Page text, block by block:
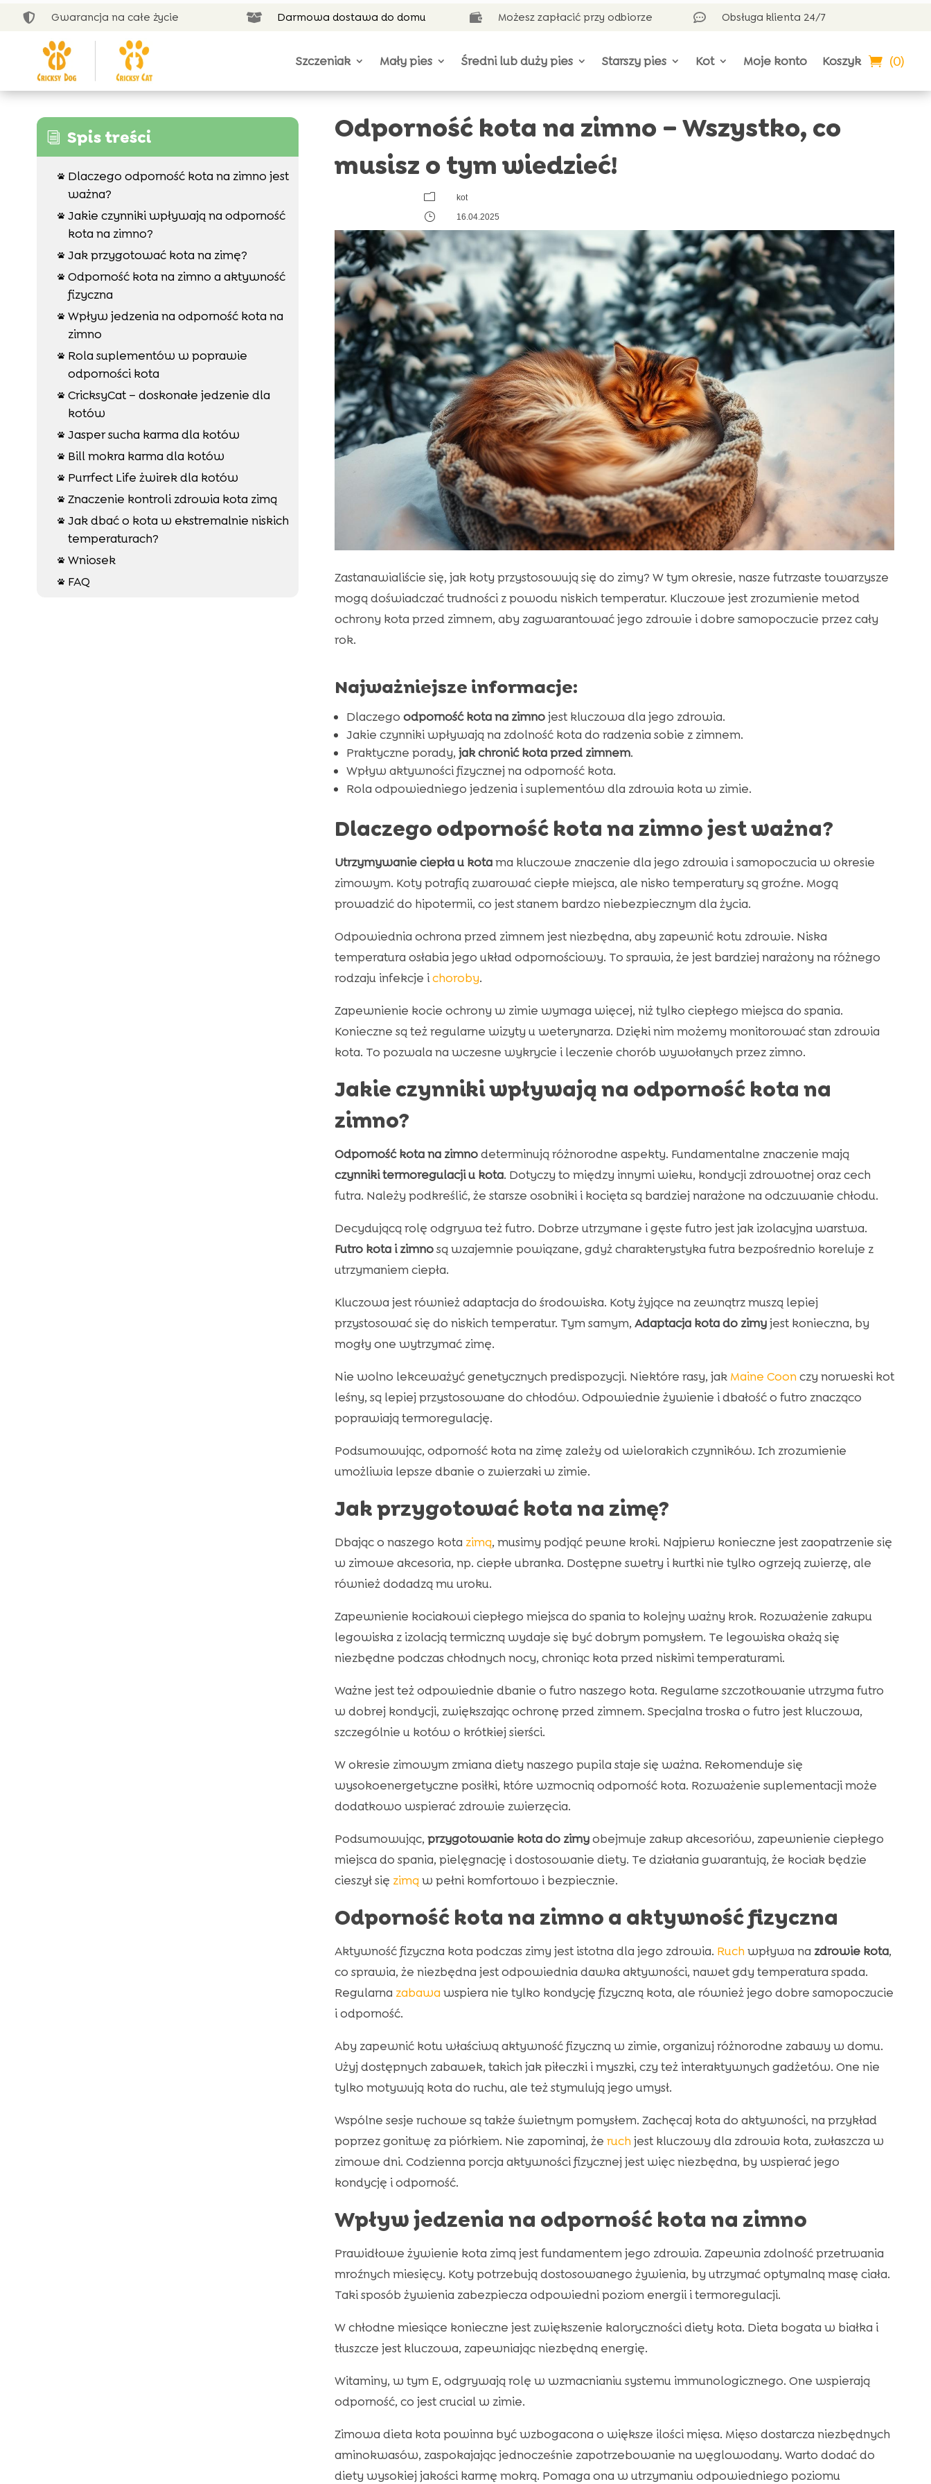
 Gwarancja na całe życie  Darmowa dostawa do domu  Możesz zapłacić przy odbiorze  Obsługa klienta 24/7
Szczeniak Mały pies Średni lub duży pies Starszy pies Kot Moje konto Koszyk (0)
i Spis treści

Dlaczego odporność kota na zimno jest
ważna?
 Jakie czynniki wpływają na odporność
kota na zimno?
 Jak przygotować kota na zimę?
 Odporność kota na zimno a aktywność
fizyczna
 Wpływ jedzenia na odporność kota na
zimno

Rola suplementów w poprawie
odporności kota
 CricksyCat – doskonałe jedzenie dla
kotów
 Jasper sucha karma dla kotów
 Bill mokra karma dla kotów
 Purrfect Life żwirek dla kotów
 Znaczenie kontroli zdrowia kota zimą
 Jak dbać o kota w ekstremalnie niskich
temperaturach?
 Wniosek
 FAQ
Odporność kota na zimno – Wszystko, co
musisz o tym wiedzieć!
m kot
} 16.04.2025
Zastanawialiście się, jak koty przystosowują się do zimy? W tym okresie, nasze futrzaste towarzysze
mogą doświadczać trudności z powodu niskich temperatur. Kluczowe jest zrozumienie metod
ochrony kota przed zimnem, aby zagwarantować jego zdrowie i dobre samopoczucie przez cały
rok.
Najważniejsze informacje:
Dlaczego odporność kota na zimnojest kluczowa dla jego zdrowia.
Jakie czynniki wpływają na zdolność kota do radzenia sobie z zimnem.
Praktyczne porady, jak chronić kota przed zimnem.
Wpływ aktywności fizycznej na odporność kota.
Rola odpowiedniego jedzenia i suplementów dla zdrowia kota w zimie.
Dlaczego odporność kota na zimno jest ważna?
Utrzymywanie ciepła u kotama kluczowe znaczenie dla jego zdrowia i samopoczucia w okresie
zimowym. Koty potrafią zwarować ciepłe miejsca, ale nisko temperatury są groźne. Mogą
prowadzić do hipotermii, co jest stanem bardzo niebezpiecznym dla życia.
Odpowiednia ochrona przed zimnem jest niezbędna, aby zapewnić kotu zdrowie. Niska
temperatura osłabia jego układ odpornościowy. To sprawia, że jest bardziej narażony na różnego
rodzaju infekcje ichoroby.
Zapewnienie kocie ochrony w zimie wymaga więcej, niż tylko ciepłego miejsca do spania.
Konieczne są też regularne wizyty u weterynarza. Dzięki nim możemy monitorować stan zdrowia
kota. To pozwala na wczesne wykrycie i leczenie chorób wywołanych przez zimno.
Jakie czynniki wpływają na odporność kota na
zimno?
Odporność kota na zimnodeterminują różnorodne aspekty. Fundamentalne znaczenie mają
czynniki termoregulacji u kota. Dotyczy to między innymi wieku, kondycji zdrowotnej oraz cech
futra. Należy podkreślić, że starsze osobniki i kocięta są bardziej narażone na odczuwanie chłodu.
Decydującą rolę odgrywa też futro. Dobrze utrzymane i gęste futro jest jak izolacyjna warstwa.
Futro kota i zimnosą wzajemnie powiązane, gdyż charakterystyka futra bezpośrednio koreluje z
utrzymaniem ciepła.
Kluczowa jest również adaptacja do środowiska. Koty żyjące na zewnątrz muszą lepiej
przystosować się do niskich temperatur. Tym samym, Adaptacja kota do zimyjest konieczna, by
mogły one wytrzymać zimę.
Nie wolno lekceważyć genetycznych predispozycji. Niektóre rasy, jak Maine Coon czy norweski kot
leśny, są lepiej przystosowane do chłodów. Odpowiednie żywienie i dbałość o futro znacząco
poprawiają termoregulację.
Podsumowując, odporność kota na zimę zależy od wielorakich czynników. Ich zrozumienie
umożliwia lepsze dbanie o zwierzaki w zimie.
Jak przygotować kota na zimę?
Dbając o naszego kota zimą, musimy podjąć pewne kroki. Najpierw konieczne jest zaopatrzenie się
w zimowe akcesoria, np. ciepłe ubranka. Dostępne swetry i kurtki nie tylko ogrzeją zwierzę, ale
również dodadzą mu uroku.
Zapewnienie kociakowi ciepłego miejsca do spania to kolejny ważny krok. Rozważenie zakupu
legowiska z izolacją termiczną wydaje się być dobrym pomysłem. Te legowiska okażą się
niezbędne podczas chłodnych nocy, chroniąc kota przed niskimi temperaturami.
Ważne jest też odpowiednie dbanie o futro naszego kota. Regularne szczotkowanie utrzyma futro
w dobrej kondycji, zwiększając ochronę przed zimnem. Specjalna troska o futro jest kluczowa,
szczególnie u kotów o krótkiej sierści.
W okresie zimowym zmiana diety naszego pupila staje się ważna. Rekomenduje się
wysokoenergetyczne posiłki, które wzmocnią odporność kota. Rozważenie suplementacji może
dodatkowo wspierać zdrowie zwierzęcia.
Podsumowując, przygotowanie kota do zimyobejmuje zakup akcesoriów, zapewnienie ciepłego
miejsca do spania, pielęgnację i dostosowanie diety. Te działania gwarantują, że kociak będzie
cieszył się zimą w pełni komfortowo i bezpiecznie.
Odporność kota na zimno a aktywność fizyczna
Aktywność fizyczna kota podczas zimy jest istotna dla jego zdrowia. Ruch wpływa na zdrowie kota,
co sprawia, że niezbędna jest odpowiednia dawka aktywności, nawet gdy temperatura spada.
Regularna zabawa wspiera nie tylko kondycję fizyczną kota, ale również jego dobre samopoczucie
i odporność.
Aby zapewnić kotu właściwą aktywność fizyczną w zimie, organizuj różnorodne zabawy w domu.
Użyj dostępnych zabawek, takich jak piłeczki i myszki, czy też interaktywnych gadżetów. One nie
tylko motywują kota do ruchu, ale też stymulują jego umysł.
Wspólne sesje ruchowe są także świetnym pomysłem. Zachęcaj kota do aktywności, na przykład
poprzez gonitwę za piórkiem. Nie zapominaj, że ruch jest kluczowy dla zdrowia kota, zwłaszcza w
zimowe dni. Codzienna porcja aktywności fizycznej jest więc niezbędna, by wspierać jego
kondycję i odporność.
Wpływ jedzenia na odporność kota na zimno
Prawidłowe żywienie kota zimą jest fundamentem jego zdrowia. Zapewnia zdolność przetrwania
mroźnych miesięcy. Koty potrzebują dostosowanego żywienia, by utrzymać optymalną masę ciała.
Taki sposób żywienia zabezpiecza odpowiedni poziom energii i termoregulacji.
W chłodne miesiące konieczne jest zwiększenie kaloryczności diety kota. Dieta bogata w białka i
tłuszcze jest kluczowa, zapewniając niezbędną energię.
Witaminy, w tym E, odgrywają rolę w wzmacnianiu systemu immunologicznego. One wspierają
odporność, co jest crucial w zimie.
Zimowa dieta kota powinna być wzbogacona o większe ilości mięsa. Mięso dostarcza niezbędnych
aminokwasów, zaspokajając jednocześnie zapotrzebowanie na węglowodany. Warto dodać do
diety wysokiej jakości karmę mokrą. Pomaga ona w utrzymaniu odpowiedniego poziomu